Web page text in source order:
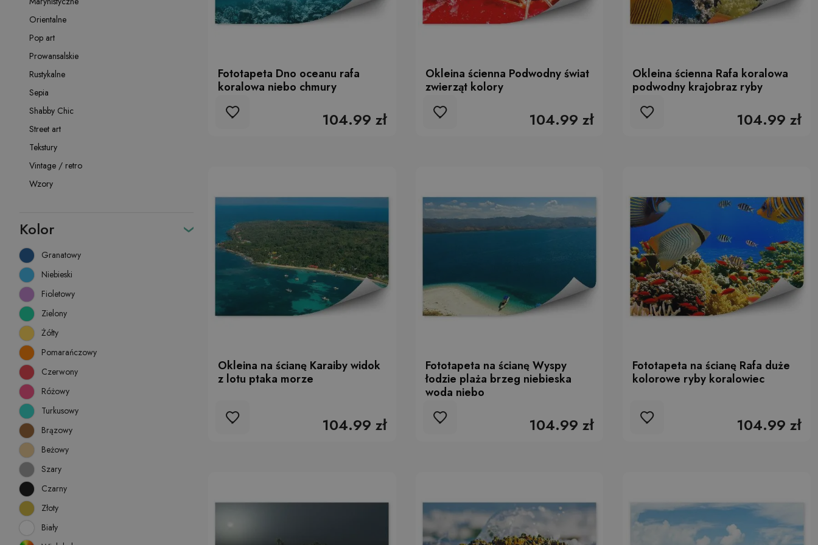
Orientalne
Pop art
Prowansalskie
Rustykalne
Sepia
Shabby Chic
Street art
Tekstury
Vintage / retro
Wzory
Kolor
Granatowy
Niebieski
Fioletowy
Zielony
Żółty
Pomarańczowy
Czerwony
Różowy
Turkusowy
Brązowy
Beżowy
Szary
Czarny
Złoty
Biały
Fototapeta Dno oceanu rafa
koralowa niebo chmury
104.99 zł
Okleina ścienna Podwodny świat
zwierząt kolory
104.99 zł
Okleina ścienna Rafa koralowa
podwodny krajobraz ryby
104.99 zł
Okleina na ścianę Karaiby widok
z lotu ptaka morze
104.99 zł
Fototapeta na ścianę Wyspy
łodzie plaża brzeg niebieska
woda niebo
104.99 zł
Fototapeta na ścianę Rafa duże
kolorowe ryby koralowiec
104.99 zł